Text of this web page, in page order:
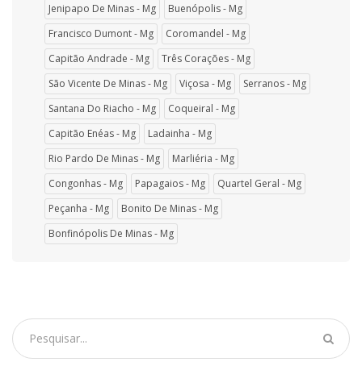
Jenipapo De Minas - Mg
Buenópolis - Mg
Francisco Dumont - Mg
Coromandel - Mg
Capitão Andrade - Mg
Três Corações - Mg
São Vicente De Minas - Mg
Viçosa - Mg
Serranos - Mg
Santana Do Riacho - Mg
Coqueiral - Mg
Capitão Enéas - Mg
Ladainha - Mg
Rio Pardo De Minas - Mg
Marliéria - Mg
Congonhas - Mg
Papagaios - Mg
Quartel Geral - Mg
Peçanha - Mg
Bonito De Minas - Mg
Bonfinópolis De Minas - Mg